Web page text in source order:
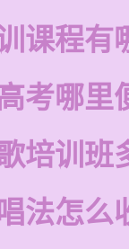
课程有
考哪里
培训班
法怎么